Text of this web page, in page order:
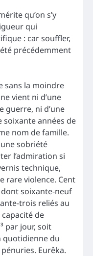
qu’on s’y
qui
: car souffler,
précédemment
sans la moindre
vient ni d’une
guerre, ni d’une
soixante années de
nom de famille.
une sobriété
l’admiration si
technique,
rare violence. Cent
soixante-neuf
trois reliés au
de
par jour, soit
quotidienne du
Eurêka.